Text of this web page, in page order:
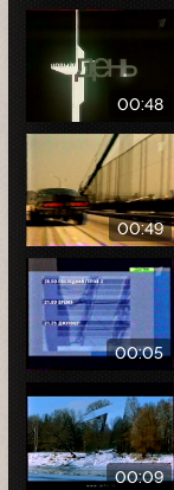
00:48
00:49
00:05
00:09